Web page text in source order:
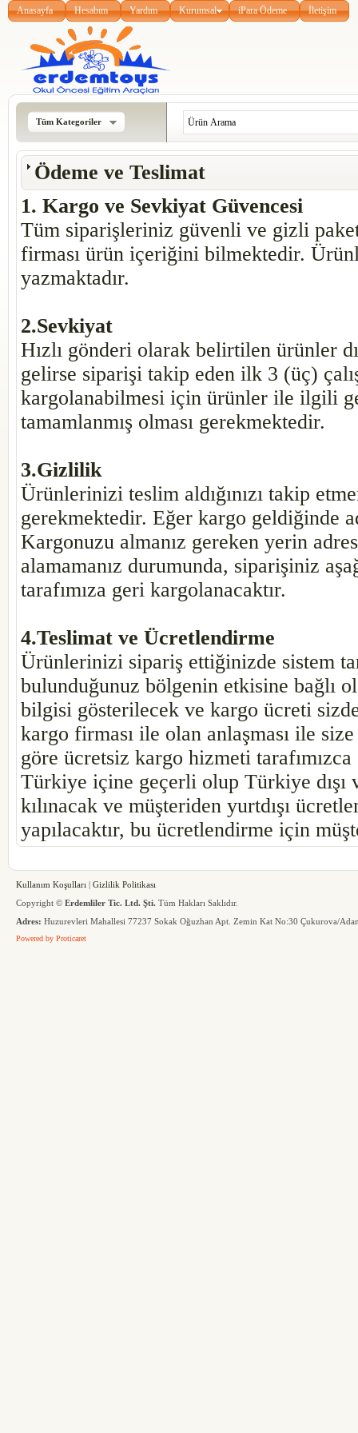
Anasayfa Hesabım Yardım Kurumsal iPara Ödeme İletişim
Tüm Kategoriler
Ödeme ve Teslimat
1. Kargo ve Sevkiyat Güvencesi
Tüm siparişleriniz güvenli ve gizli
firması ürün içeriğini bilmektedir.
yazmaktadır.
2.Sevkiyat
Hızlı gönderi olarak belirtilen ürünler
gelirse siparişi takip eden ilk 3 (üç)
kargolanabilmesi için ürünler ile ilgili
tamamlanmış olması gerekmektedir.
3.Gizlilik
Ürünlerinizi teslim aldığınızı takip
gerekmektedir. Eğer kargo geldiğinde
Kargonuzu almanız gereken yerin
alamamanız durumunda, siparişiniz
tarafımıza geri kargolanacaktır.
4.Teslimat ve Ücretlendirme
Ürünlerinizi sipariş ettiğinizde sistem
bulunduğunuz bölgenin etkisine bağlı
bilgisi gösterilecek ve kargo ücreti
kargo firması ile olan anlaşması ile
göre ücretsiz kargo hizmeti
Türkiye içine geçerli olup Türkiye
kılınacak ve müşteriden yurtdışı
yapılacaktır, bu ücretlendirme için
Kullanım Koşulları | Gizlilik Politikası
Copyright © Erdemliler Tic. Ltd. Şti. Tüm Hakları Saklıdır.
Adres: Huzurevleri Mahallesi 77237 Sokak Oğuzhan Apt. Zemin Kat No:30 Çukurova/
Powered by Proticaret